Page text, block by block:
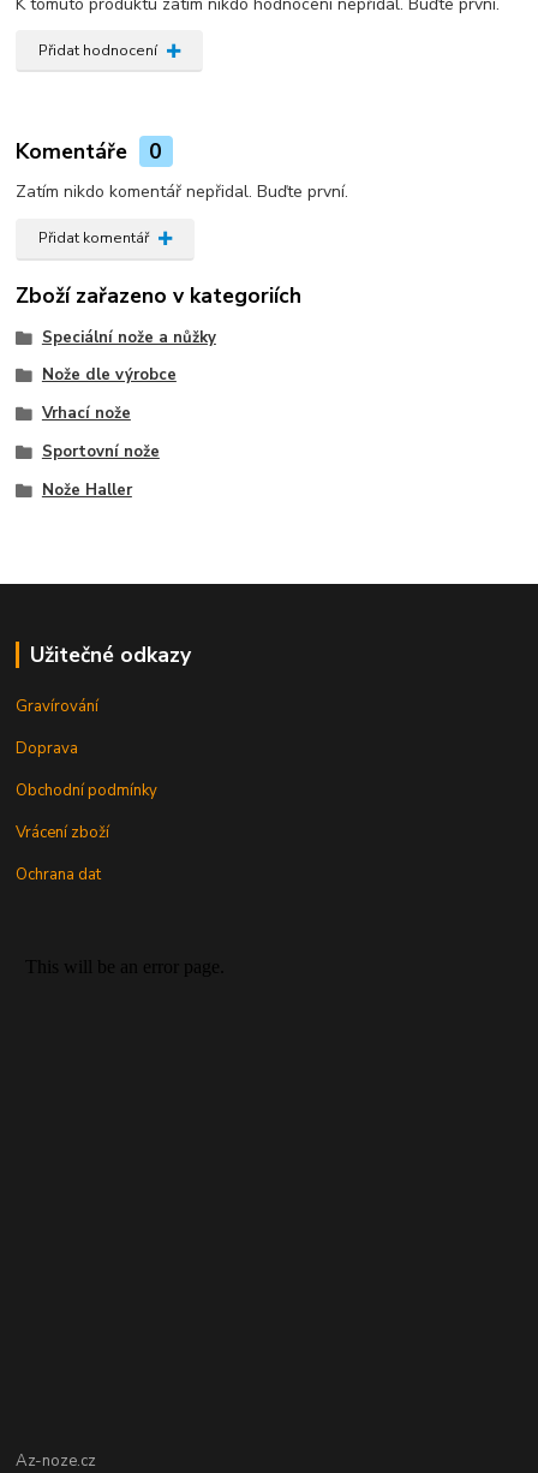
Přidat hodnocení
Komentáře 0
Zatím nikdo komentář nepřidal. Buďte první.
Přidat komentář
Zboží zařazeno v kategoriích
Speciální nože a nůžky
Nože dle výrobce
Vrhací nože
Sportovní nože
Nože Haller
Užitečné odkazy
Gravírování
Doprava
Obchodní podmínky
Vrácení zboží
Ochrana dat
Az-noze.cz